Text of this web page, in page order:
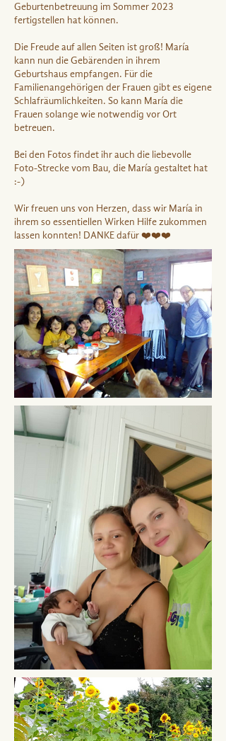
Geburtenbetreuung im Sommer 2023
fertigstellen hat können.
Die Freude auf allen Seiten ist groß! María
kann nun die Gebärenden in ihrem
Geburtshaus empfangen. Für die
Familienangehörigen der Frauen gibt es eigene
Schlafräumlichkeiten. So kann María die
Frauen solange wie notwendig vor Ort
betreuen.
Bei den Fotos findet ihr auch die liebevolle
Foto-Strecke vom Bau, die María gestaltet hat
:-)
Wir freuen uns von Herzen, dass wir María in
ihrem so essentiellen Wirken Hilfe zukommen
lassen konnten! DANKE dafür ❤️❤️❤️